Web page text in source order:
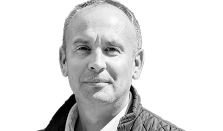
SERVICE & RESERVDELAR
MÖT VÅR LEDNINGSGRUPP
HÅLLBARHET
FRAMGÅNGSHISTORIER
FINANSIERING
ARBETA HOS OSS